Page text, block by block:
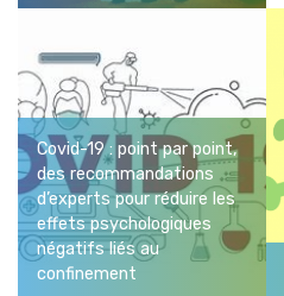
Covid-19 : point par point,
des recommandations
d’experts pour réduire les
effets psychologiques
négatifs liés au
confinement